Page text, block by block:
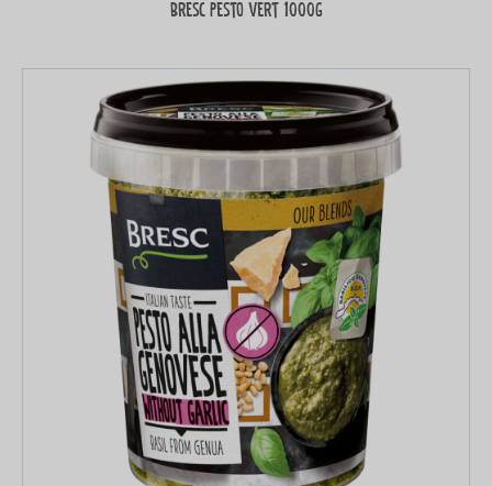
Bresc Pesto vert 1000g